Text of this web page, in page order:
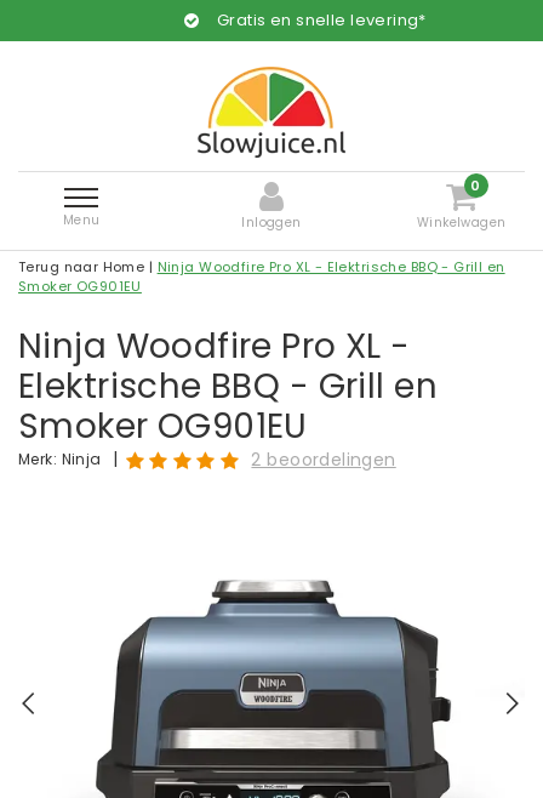
Gratis en snelle levering*
Menu Inloggen
0
Winkelwagen
Terug naar Home | Ninja Woodfire Pro XL - Elektrische BBQ - Grill en
Smoker OG901EU
Ninja Woodfire Pro XL -
Elektrische BBQ - Grill en
Smoker OG901EU
Merk: Ninja | 2 beoordelingen